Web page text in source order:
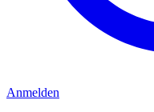
Anmelden